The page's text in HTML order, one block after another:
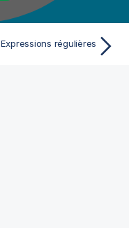
Expressions régulières